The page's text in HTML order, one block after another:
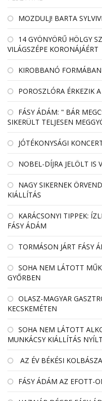
MOZDULJ! BARTA
14 GYÖNYÖRŰ HÖLGY
VILÁGSZÉPE KORONÁJÁÉRT
KIROBBANÓ FORMÁBAN
POROSZLÓRA ÉRKEZIK
FÁSY ÁDÁM: " BÁR
SIKERÜLT TELJESEN
JÓTÉKONYSÁGI
NOBEL-DÍJRA JELÖLT IS
NAGY SIKERNEK
KIÁLLÍTÁS
KARÁCSONYI TIPPEK:
FÁSY ÁDÁM
TORMÁSON JÁRT FÁSY
SOHA NEM LÁTOTT
GYŐRBEN
OLASZ-MAGYAR
KECSKEMÉTEN
SOHA NEM LÁTOTT
MUNKÁCSY KIÁLLÍTÁS
AZ ÉV BÉKÉSI
FÁSY ÁDÁM AZ EFOTT-